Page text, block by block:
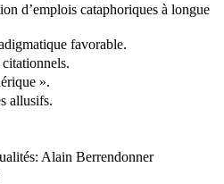
d’emplois cataphoriques à longue
favorable.
».
allusifs.
Alain Berrendonner